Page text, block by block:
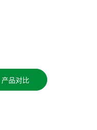
产品对比